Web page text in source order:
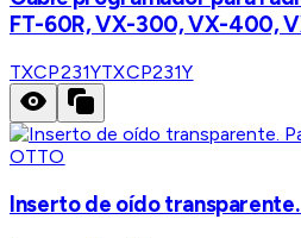
FT-60R, VX-300, VX-400,
TXCP231YTXCP231Y
OTTO
Inserto de oído